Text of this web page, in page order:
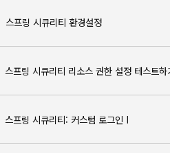
스프링 시큐리티 환경설정
스프링 시큐리티 리소스 권한 설정 테
스프링 시큐리티: 커스텀 로그인 I